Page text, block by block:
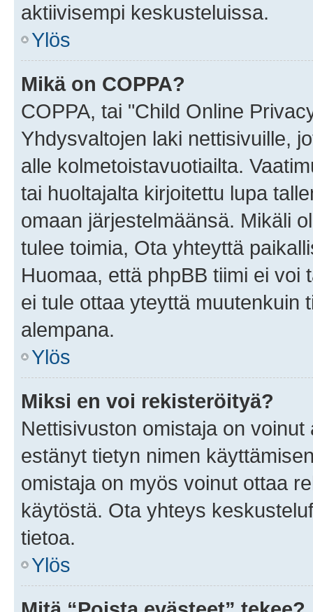
aktiivisempi keskusteluissa.
Ylös
Mikä on COPPA?
COPPA, tai "Child Online
Yhdysvaltojen laki nettisivuille,
alle kolmetoistavuotiailta.
tai huoltajalta kirjoitettu lupa
omaan järjestelmäänsä. Mikäli
tulee toimia, Ota yhteyttä
Huomaa, että phpBB tiimi ei
ei tule ottaa yteyttä muutenkuin
alempana.
Ylös
Miksi en voi rekisteröityä?
Nettisivuston omistaja on
estänyt tietyn nimen
omistaja on myös voinut ottaa
käytöstä. Ota yhteys
tietoa.
Ylös